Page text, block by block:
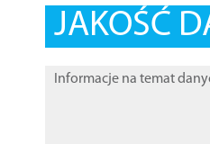
JAKOŚĆ
Informacje na temat